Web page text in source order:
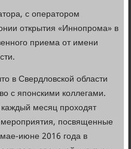
с оператором
открытия «Иннопрома» в
приема от имени
в Свердловской области
с японскими коллегами.
месяц проходят
посвященные
июне 2016 года в